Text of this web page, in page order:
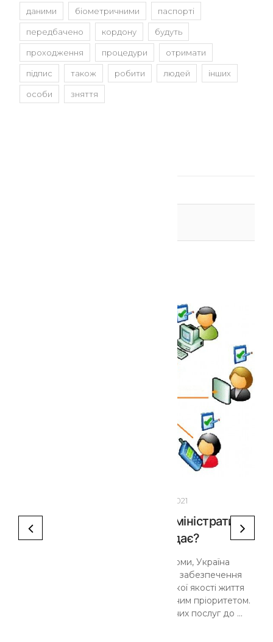
даними біометричними паспорті
передбачено кордону будуть
проходження процедури отримати
підпис також робити людей інших
особи зняття
Лют 2021
Що таке ЦНАП та які адміністративні
послуги він надає?
Україна проводить реформи, Україна
змінюється і стає країною, де забезпечення
високої якості послуг та високої якості життя
громадян є найвищим державним пріоритетом.
Наближеність адміністративних послуг до ...